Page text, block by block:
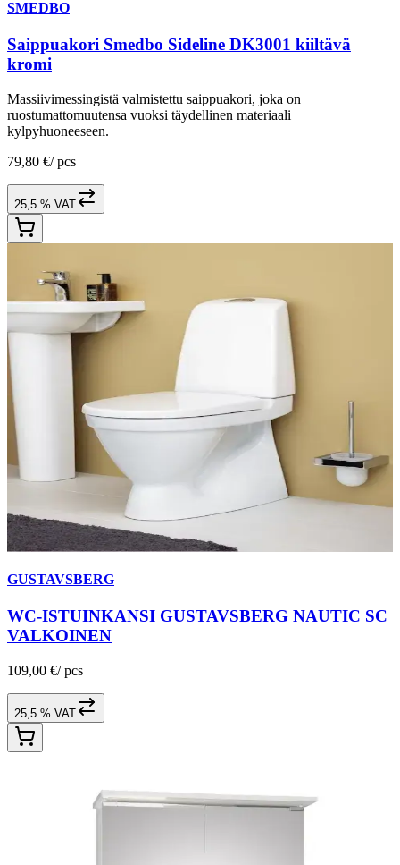
SMEDBO
Saippuakori Smedbo Sideline DK3001 kiiltävä
kromi
Massiivimessingistä valmistettu saippuakori, joka on
ruostumattomuutensa vuoksi täydellinen materiaali
kylpyhuoneeseen.
79,80 €/ pcs
25,5 % VAT
GUSTAVSBERG
WC-ISTUINKANSI GUSTAVSBERG NAUTIC SC
VALKOINEN
109,00 €/ pcs
25,5 % VAT